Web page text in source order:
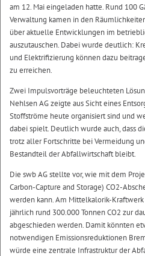
am 12. Mai eingeladen hatte. Rund 100
Verwaltung kamen in den
über aktuelle Entwicklungen im
auszutauschen. Dabei wurde deutlich:
und Elektrifizierung können dazu
zu erreichen.
Zwei Impulsvorträge beleuchteten
Nehlsen AG zeigte aus Sicht eines
Stoffströme heute organisiert sind und
dabei spielt. Deutlich wurde auch, dass
trotz aller Fortschritte bei Vermeidung
Bestandteil der Abfallwirtschaft bleibt.
Die swb AG stellte vor, wie mit dem
Carbon-Capture and Storage) CO2-
werden kann. Am Mittelkalorik-
jährlich rund 300.000 Tonnen CO2 zur
abgeschieden werden. Damit könnten
notwendigen Emissionsreduktionen
würde eine zentrale Infrastruktur der